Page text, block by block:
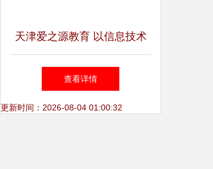
天津爱之源教育 以信息技术
咨询赋能教育未来
查看详情
更新时间：2026-08-04 01:00:32